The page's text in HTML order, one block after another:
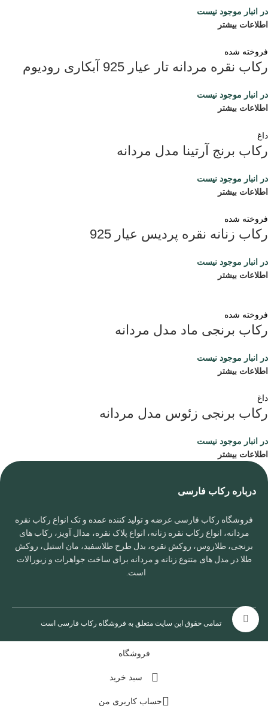
برای بزرگنمایی کلیک کنید
در انبار موجود نیست
اطلاعات بیشتر
فروخته شده
رکاب نقره مردانه تار عیار 925 آبکاری رودیوم
در انبار موجود نیست
اطلاعات بیشتر
داغ
رکاب برنج آرتینا مدل مردانه
در انبار موجود نیست
اطلاعات بیشتر
فروخته شده
رکاب زنانه نقره پردیس عیار 925
در انبار موجود نیست
اطلاعات بیشتر
فروخته شده
رکاب برنجی ماد مدل مردانه
در انبار موجود نیست
اطلاعات بیشتر
داغ
رکاب برنجی زئوس مدل مردانه
در انبار موجود نیست
اطلاعات بیشتر
درباره رکاب فارسی
فروشگاه رکاب فارسی عرضه و تولید کننده عمده و تک انواع رکاب نقره
مردانه، انواع رکاب نقره زنانه، انواع پلاک نقره، مدال آویز، رکاب های
برنجی، طلاروس، روکش نقره، بدل طرح طلاسفید، مان استیل، روکش
طلا در مدل های متنوع زنانه و مردانه برای ساخت جواهرات و زیورالات
است.
تمامی حقوق این سایت متعلق به فروشگاه رکاب فارسی است
فروشگاه
سبد خرید
حساب کاربری من